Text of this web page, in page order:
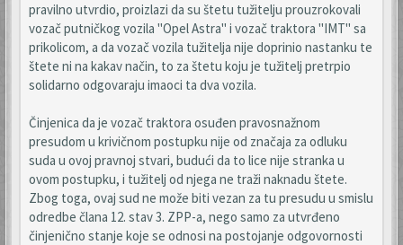
pravilno utvrdio, proizlazi da su štetu tužitelju prouzrokovali
vozač putničkog vozila "Opel Astra" i vozač traktora "IMT" sa
prikolicom, a da vozač vozila tužitelja nije doprinio nastanku te
štete ni na kakav način, to za štetu koju je tužitelj pretrpio
solidarno odgovaraju imaoci ta dva vozila.
Činjenica da je vozač traktora osuđen pravosnažnom
presudom u krivičnom postupku nije od značaja za odluku
suda u ovoj pravnoj stvari, budući da to lice nije stranka u
ovom postupku, i tužitelj od njega ne traži naknadu štete.
Zbog toga, ovaj sud ne može biti vezan za tu presudu u smislu
odredbe člana 12. stav 3. ZPP-a, nego samo za utvrđeno
činjenično stanje koje se odnosi na postojanje odgovornosti